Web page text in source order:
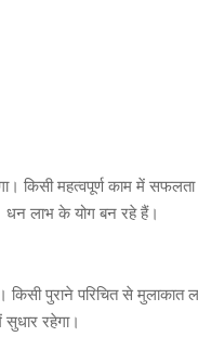
महत्वपूर्ण काम में सफलता
धन लाभ के योग बन रहे हैं।
पुराने परिचित से मुलाकात
रहेगा।